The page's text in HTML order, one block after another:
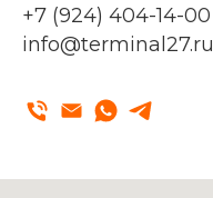
+7 (924) 404-14-00
info@terminal27.ru